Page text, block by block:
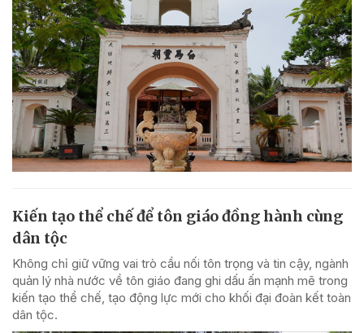
Kiến tạo thể chế để tôn giáo đồng hành cùng
dân tộc
Không chỉ giữ vững vai trò cầu nối tôn trọng và tin cậy, ngành
quản lý nhà nước về tôn giáo đang ghi dấu ấn mạnh mẽ trong
kiến tạo thể chế, tạo động lực mới cho khối đại đoàn kết toàn
dân tộc.